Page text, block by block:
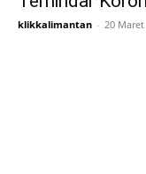
klikkalimantan - 20 Maret